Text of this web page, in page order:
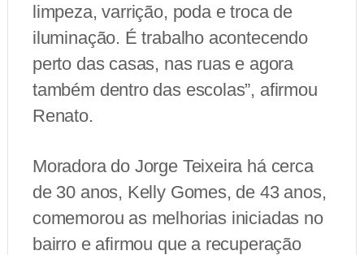
limpeza, varrição, poda e troca de
iluminação. É trabalho acontecendo
perto das casas, nas ruas e agora
também dentro das escolas”, afirmou
Renato.
Moradora do Jorge Teixeira há cerca
de 30 anos, Kelly Gomes, de 43 anos,
comemorou as melhorias iniciadas no
bairro e afirmou que a recuperação